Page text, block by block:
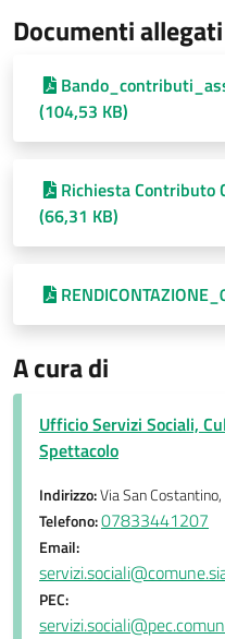
Documenti allegati
(104,53 KB)
Richiesta Contributo
(66,31 KB)
A cura di
Ufficio Servizi Sociali,
Spettacolo
Indirizzo:Via San
Telefono:07833441207
Email:
PEC: